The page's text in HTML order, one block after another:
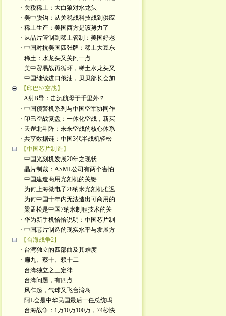
· 关税稀土：大白狼对水龙头
· 美中脱钩：从关税战科技战到供应
· 稀土生产：美国西方是该努力了
· 从晶片管制到稀土管制：美国好老
· 中国对抗美国四张牌：稀土大豆东
· 稀土：水龙头又关闭一点
· 美中贸易战再循环，稀土水龙头又
· 中国继续进口俄油，贝贝部长会加
【印巴57空战】
· A射B导：击沉航母于千里外？
· 中国预警机系列与中国空军协同作
· 印巴空战复盘：一体化空战，新买
· 天罡北斗阵：未来空战的核心体系
· 共享数据链：中国3代半战机轻松
【中国芯片制造】
· 中国光刻机发展20年之现状
· 晶片制裁：ASML公司有两个害怕
· 中国建造商用光刻机的关键
· 为何上海微电子28纳米光刻机推迟
· 为何中国十年内无法造出可商用的
· 梁孟松是中国7纳米制程技术的关
· 华为新手机恰恰说明：中国芯片制
· 中国芯片制造的现实水平与发展方
【台海战争2】
· 台湾独立的四部曲及其难度
· 扁九、蔡十、赖十二
· 台湾独立之三定律
· 台湾问题，有四点
· 风乍起，气球又飞台湾岛
· 阿L会是中华民国最后一任总统吗
· 台海战争：1万10万100万，74秒快